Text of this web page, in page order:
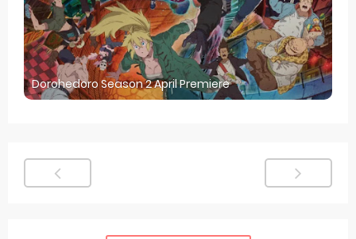
Dorohedoro Season 2 April Premiere